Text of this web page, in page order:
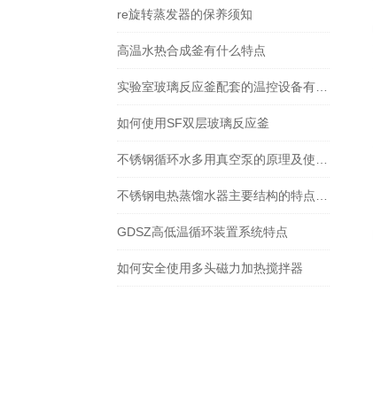
re旋转蒸发器的保养须知
高温水热合成釜有什么特点
如何使用SF双层玻璃反应釜
GDSZ高低温循环装置系统特点
如何安全使用多头磁力加热搅拌器